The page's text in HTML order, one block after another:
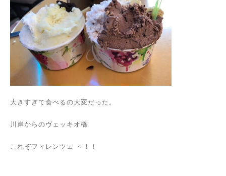
大きすぎて食べるの大変だった。
川岸からのヴェッキオ橋
これぞフィレンツェ ～！！